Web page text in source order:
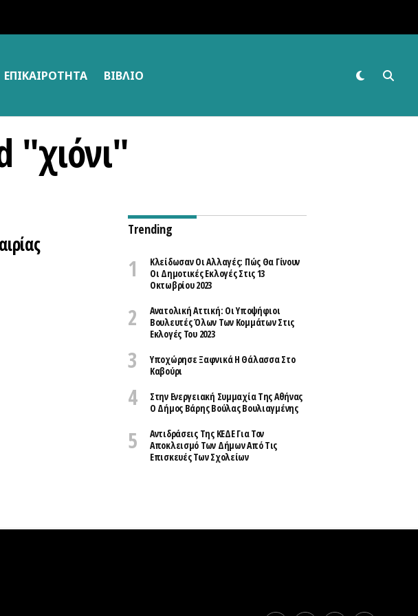
ΕΠΙΚΑΙΡΌΤΗΤΑ ΒΙΒΛΊΟ
"χιόνι"
Trending
Κλείδωσαν Οι Αλλαγές: Πώς Θα Γίνουν
Οι Δημοτικές Εκλογές Στις 13
Οκτωβρίου 2023
Ανατολική Αττική: Οι Υποψήφιοι
Βουλευτές Όλων Των Κομμάτων Στις
Εκλογές Του 2023
Υποχώρησε Ξαφνικά Η Θάλασσα Στο
Καβούρι
Στην Ενεργειακή Συμμαχία Της Αθήνας
Ο Δήμος Βάρης Βούλας Βουλιαγμένης
Αντιδράσεις Της ΚΕΔΕ Για Τον
Αποκλεισμό Των Δήμων Από Τις
Επισκευές Των Σχολείων